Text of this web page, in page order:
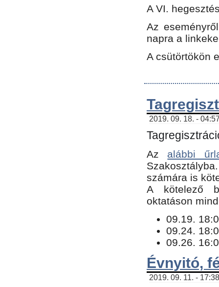
A VI.
Az
napra a
A csütörtökön
2019. 09. 18. -
Az alábbi
számára is
​A kötelező
oktatáson
09.19.
09.24.
09.26.
Évnyitó,
2019. 09. 11. -